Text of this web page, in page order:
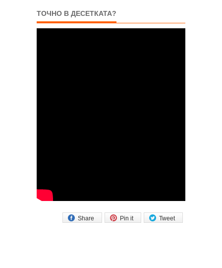
ТОЧНО В ДЕСЕТКАТА?
Tweet
Pin it
Share